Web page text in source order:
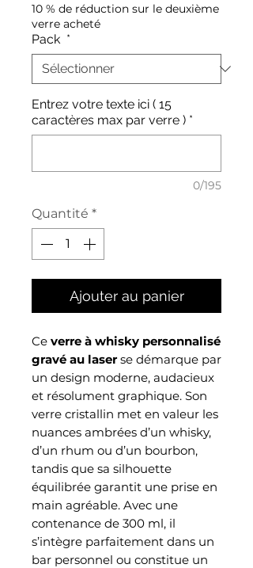
10 % de réduction sur le deuxième
verre acheté
Pack *
Entrez votre texte ici ( 15
caractères max par verre ) *
0/195
Quantité *
Ajouter au panier
Ce verre à whisky personnalisé
gravé au laserse démarque par
un design moderne, audacieux
et résolument graphique. Son
verre cristallin met en valeur les
nuances ambrées d’un whisky,
d’un rhum ou d’un bourbon,
tandis que sa silhouette
équilibrée garantit une prise en
main agréable. Avec une
contenance de 300 ml, il
s’intègre parfaitement dans un
bar personnel ou constitue un